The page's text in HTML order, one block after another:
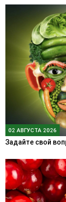
02 АВГУСТА 2026
Задайте свой